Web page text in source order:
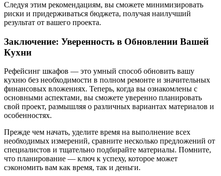
Следуя этим рекомендациям, вы сможете минимизировать
риски и придерживаться бюджета, получая наилучший
результат от вашего проекта.
Заключение: Уверенность в Обновлении Вашей
Кухни
Рефейсинг шкафов — это умный способ обновить вашу
кухню без необходимости в полном ремонте и значительных
финансовых вложениях. Теперь, когда вы ознакомлены с
основными аспектами, вы сможете уверенно планировать
свой проект, размышляя о различных вариантах материалов и
особенностях.
Прежде чем начать, уделите время на выполнение всех
необходимых измерений, сравните несколько предложений от
специалистов и тщательно подбирайте материалы. Помните,
что планирование — ключ к успеху, которое может
сэкономить вам как время, так и деньги.